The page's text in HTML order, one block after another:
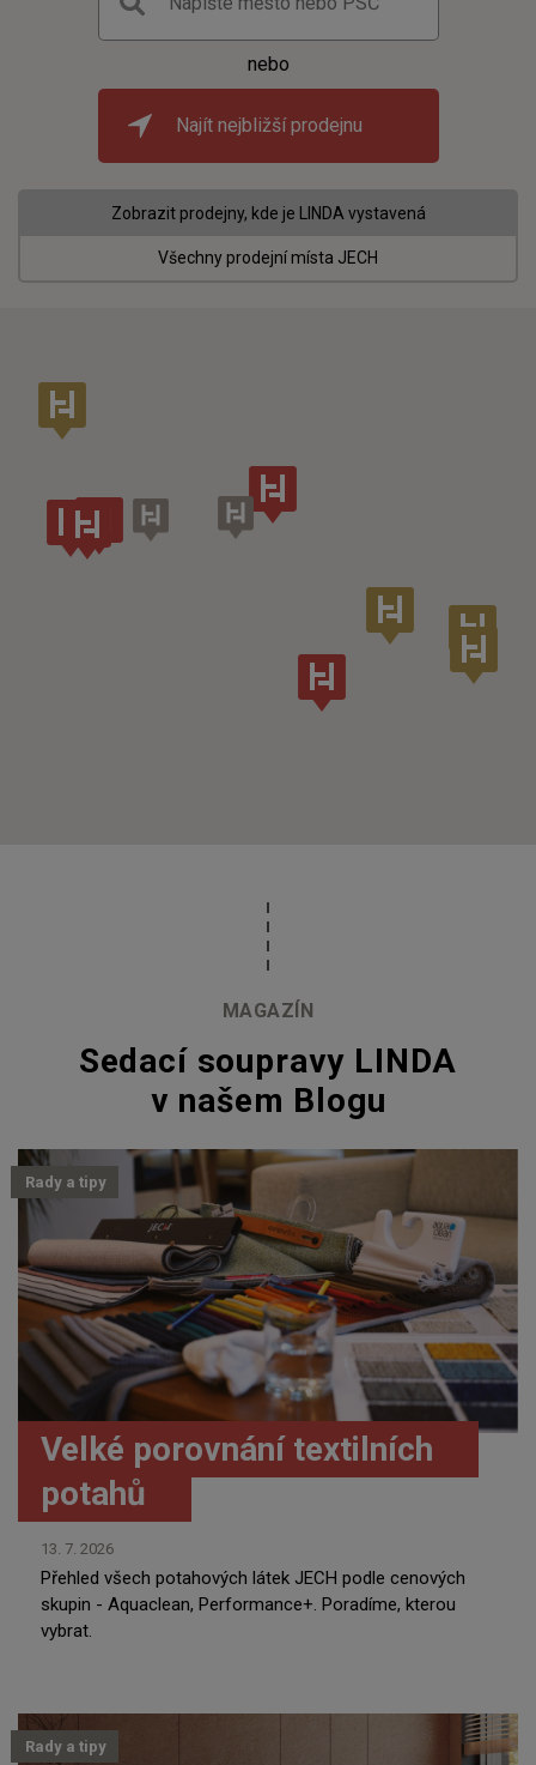
nebo
Najít nejbližší prodejnu
Zobrazit prodejny, kde je LINDA vystavená
Všechny prodejní místa JECH
MAGAZÍN
Sedací soupravy LINDA
v našem Blogu
Rady a tipy
Velké porovnání textilních
potahů
13. 7. 2026
Přehled všech potahových látek JECH podle cenových
skupin - Aquaclean, Performance+. Poradíme, kterou
vybrat.
Rady a tipy